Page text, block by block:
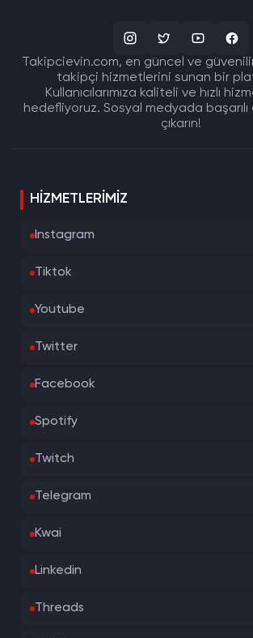
Takipcievin.com, en güncel ve
takipçi hizmetlerini sunan bir
Kullanıcılarımıza kaliteli ve hızlı
hedefliyoruz. Sosyal medyada başarılı
çıkarın!
HIZMETLERIMIZ
Instagram
Tiktok
Youtube
Twitter
Facebook
Spotify
Twitch
Telegram
Kwai
Linkedin
Threads